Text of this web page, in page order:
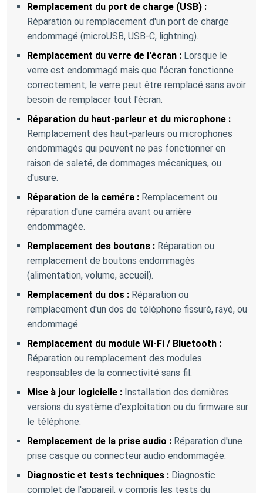
Remplacement du port de charge (USB) :
Réparation ou remplacement d'un port de charge
endommagé (microUSB, USB-C, lightning).
Remplacement du verre de l'écran : Lorsque le
verre est endommagé mais que l'écran fonctionne
correctement, le verre peut être remplacé sans avoir
besoin de remplacer tout l'écran.
Réparation du haut-parleur et du microphone :
Remplacement des haut-parleurs ou microphones
endommagés qui peuvent ne pas fonctionner en
raison de saleté, de dommages mécaniques, ou
d'usure.
Réparation de la caméra : Remplacement ou
réparation d'une caméra avant ou arrière
endommagée.
Remplacement des boutons : Réparation ou
remplacement de boutons endommagés
(alimentation, volume, accueil).
Remplacement du dos : Réparation ou
remplacement d'un dos de téléphone fissuré, rayé, ou
endommagé.
Remplacement du module Wi-Fi / Bluetooth :
Réparation ou remplacement des modules
responsables de la connectivité sans fil.
Mise à jour logicielle : Installation des dernières
versions du système d'exploitation ou du firmware sur
le téléphone.
Remplacement de la prise audio : Réparation d'une
prise casque ou connecteur audio endommagée.
Diagnostic et tests techniques : Diagnostic
complet de l'appareil, y compris les tests du